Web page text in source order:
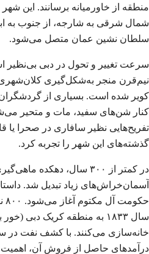
منطقه از خاورمیانه برسانند. این
شمال شرقی به شارجه، از جنوب به
سلطان‌ نشین عمان متصل می‌شود.
سرعت تغییر و تحول در دبی بی‌نظیر
نیم‌قرن منجر به‌شکل‌گیری کلان‌شهری
کویر شده است. بسیاری از گردشگران
کنار شن‌های سفید، مات و متحیر
تفریح‌هایی نظیر سافاری در صحرا یا
گذشته‌های این شهر را تجربه کرد.
در کمتر از ۳۰۰ سال،
آسمان‌خراش‌های زیاد تبدیل شد.
سال ۱۸۳۳ به منطقه کریک
درآمدهای حاصل از فروش آن،